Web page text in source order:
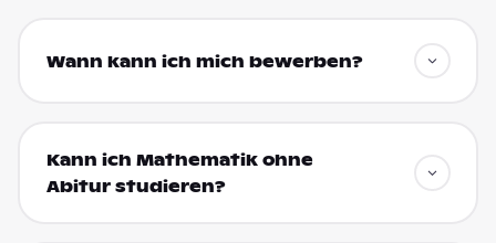
Wann kann ich mich bewerben?
Kann ich Mathematik ohne
Abitur studieren?